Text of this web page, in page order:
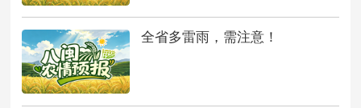
全省多雷雨，需注意！